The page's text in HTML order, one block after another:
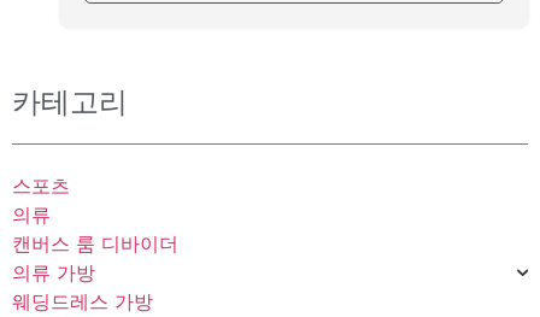
카테고리
스포츠
의류
캔버스 룸 디바이더
의류 가방
웨딩드레스 가방